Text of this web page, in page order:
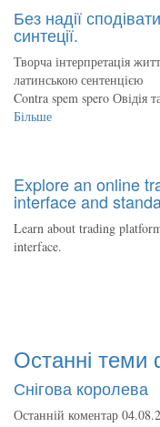
Без надії
синтеції.
Творча інтерпретація
латинською сентенцією
Contra spem spero Овідія
Більше
Explore an online
interface and
Learn about trading
interface.
Останні
Снігова королева
Останній коментар